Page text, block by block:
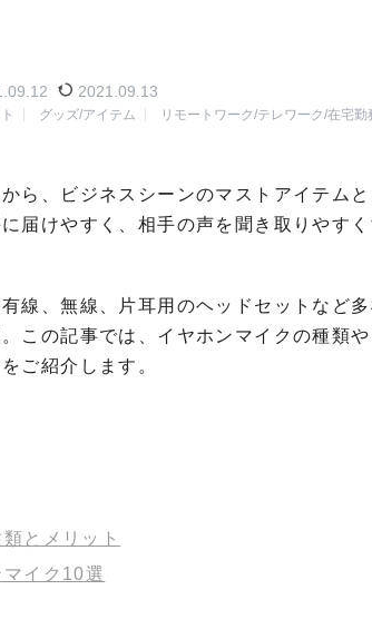
2021.09.13
グッズ/アイテム リモートワーク/テレワーク/在宅勤
ら、ビジネスシーンのマストアイテム
届けやすく、相手の声を聞き取りやす
線、無線、片耳用のヘッドセットなど
この記事では、イヤホンマイクの種類
ご紹介します。
とメリット
イク10選